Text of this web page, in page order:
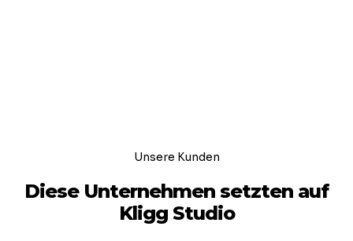
Unsere Kunden
Diese Unternehmen setzten auf
Kligg Studio